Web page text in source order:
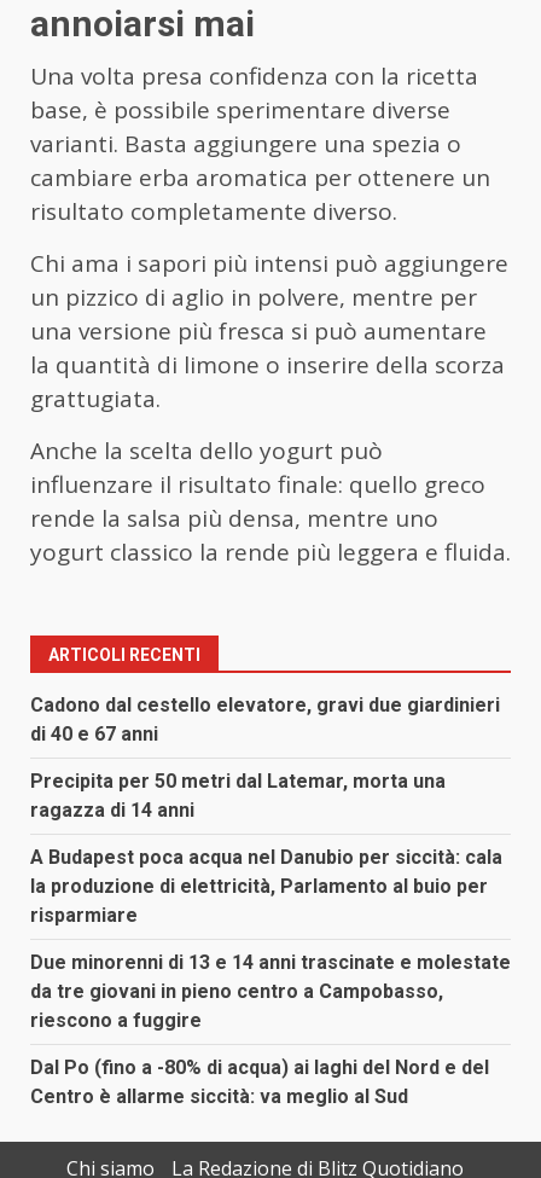
annoiarsi mai
Una volta presa confidenza con la ricetta
base, è possibile sperimentare diverse
varianti. Basta aggiungere una spezia o
cambiare erba aromatica per ottenere un
risultato completamente diverso.
Chi ama i sapori più intensi può aggiungere
un pizzico di aglio in polvere, mentre per
una versione più fresca si può aumentare
la quantità di limone o inserire della scorza
grattugiata.
Anche la scelta dello yogurt può
influenzare il risultato finale: quello greco
rende la salsa più densa, mentre uno
yogurt classico la rende più leggera e fluida.
ARTICOLI RECENTI
Cadono dal cestello elevatore, gravi due giardinieri
di 40 e 67 anni
Precipita per 50 metri dal Latemar, morta una
ragazza di 14 anni
A Budapest poca acqua nel Danubio per siccità: cala
la produzione di elettricità, Parlamento al buio per
risparmiare
Due minorenni di 13 e 14 anni trascinate e molestate
da tre giovani in pieno centro a Campobasso,
riescono a fuggire
Dal Po (fino a -80% di acqua) ai laghi del Nord e del
Centro è allarme siccità: va meglio al Sud
Chi siamo La Redazione di Blitz Quotidiano